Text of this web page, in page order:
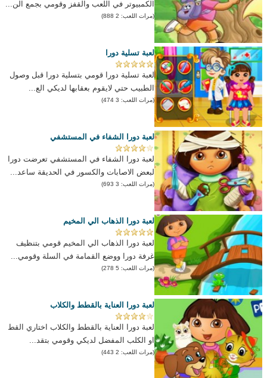
الكمبيوتر في اللعب والقفز وقومي بجمع الن...
(مرات اللعب: 2 888)
لعبة تسلية دورا
لعبة تسلية دورا قومي بتسلية دورا قبل وصول
الطبيب حتي لايقوم بعقابها لديكي الع...
(مرات اللعب: 3 474)
لعبة دورا الشفاء في المستشفي
لعبة دورا الشفاء في المستشفي تعرضت دورا
لبعض الاصابات والكسور في الحديقة ساعد...
(مرات اللعب: 3 693)
لعبة دورا الذهاب الي المخيم
لعبة دورا الذهاب الي المخيم قومي بتنظيف
غرفة دورا ووضع القمامة في السلة وقومي...
(مرات اللعب: 5 278)
لعبة دورا العناية بالقطط والكلاب
لعبة دورا العناية بالقطط والكلاب اختاري القط
او الكلب المفضل لديكي وقومي بتقد...
(مرات اللعب: 2 443)